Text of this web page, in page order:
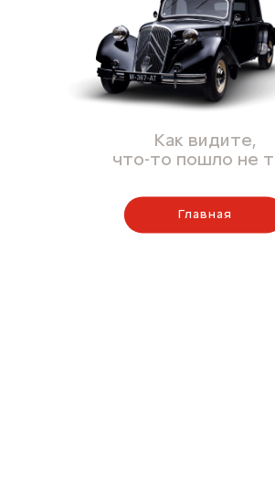
Как видите,
что-то пошло не
Главная